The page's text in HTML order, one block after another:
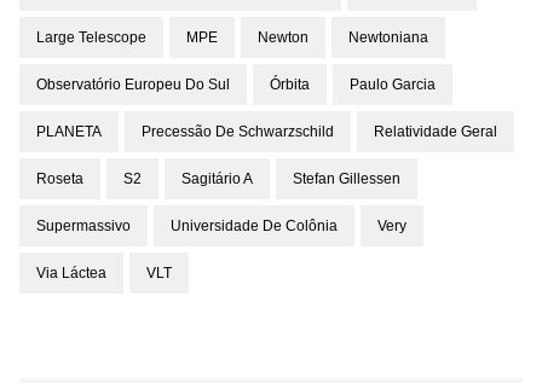
Large Telescope MPE Newton Newtoniana
Observatório Europeu Do Sul Órbita Paulo Garcia
PLANETA Precessão De Schwarzschild Relatividade Geral
Roseta S2 Sagitário A Stefan Gillessen
Supermassivo Universidade De Colônia Very
Via Láctea VLT